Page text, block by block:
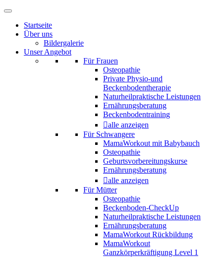
Startseite
Über uns
Bildergalerie
Unser Angebot
Für Frauen
Osteopathie
Private Physio-und
Beckenbodentherapie
Naturheilpraktische Leistungen
Ernährungsberatung
Beckenbodentraining
alle anzeigen
Für Schwangere
MamaWorkout mit Babybauch
Osteopathie
Geburtsvorbereitungskurse
Ernährungsberatung
alle anzeigen
Für Mütter
Osteopathie
Beckenboden-CheckUp
Naturheilpraktische Leistungen
Ernährungsberatung
MamaWorkout Rückbildung
MamaWorkout
Ganzkörperkräftigung Level 1